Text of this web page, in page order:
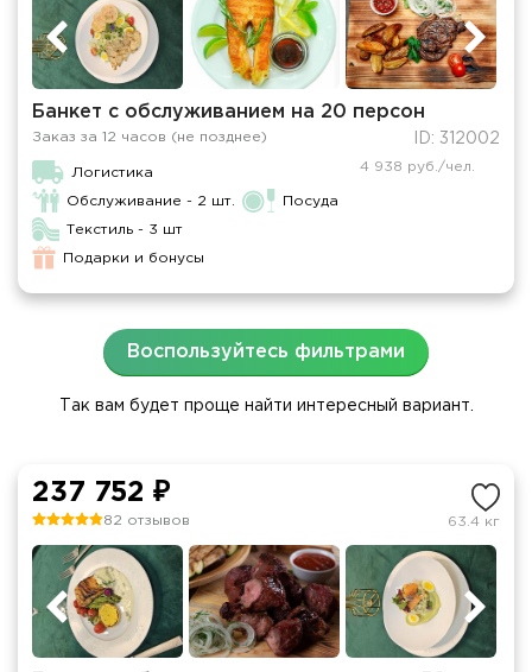
Банкет с обслуживанием на 20 персон
Заказ за 12 часов (не позднее) ID: 312002
Логистика
Обслуживание - 2 шт. Посуда
Текстиль - 3 шт
Подарки и бонусы
4 938 руб./чел.
Воспользуйтесь фильтрами
Так вам будет проще найти интересный вариант.
237 752 ₽
82 отзывов 63.4 кг